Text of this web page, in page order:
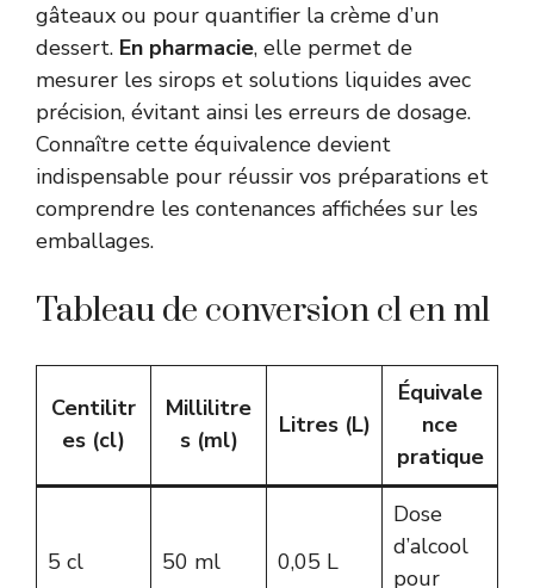
gâteaux ou pour quantifier la crème d’un
dessert. En pharmacie, elle permet de
mesurer les sirops et solutions liquides avec
précision, évitant ainsi les erreurs de dosage.
Connaître cette équivalence devient
indispensable pour réussir vos préparations et
comprendre les contenances affichées sur les
emballages.
Tableau de conversion cl en ml
Centilitr
es (cl)
Millilitre
s (ml)
Litres (L)
Équivale
nce
pratique
5 cl 50 ml 0,05 L
Dose
d’alcool
pour